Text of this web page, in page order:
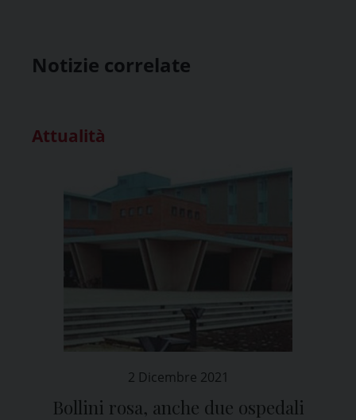
Notizie correlate
Attualità
2 Dicembre 2021
Bollini rosa, anche due ospedali